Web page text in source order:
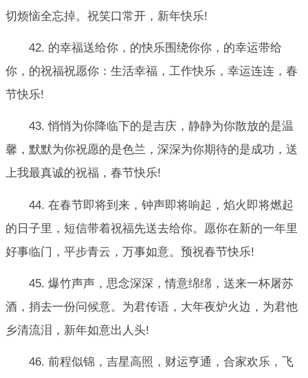
切烦恼全忘掉。祝笑口常开，新年快乐!
42. 的幸福送给你，的快乐围绕你你，的幸运带给
你，的祝福祝愿你：生活幸福，工作快乐，幸运连连，春
节快乐!
43. 悄悄为你降临下的是吉庆，静静为你散放的是温
馨，默默为你祝愿的是色兰，深深为你期待的是成功，送
上我最真诚的祝福，春节快乐!
44. 在春节即将到来，钟声即将响起，焰火即将燃起
的日子里，短信带着祝福先送去给你。愿你在新的一年里
好事临门，平步青云，万事如意。预祝春节快乐!
45. 爆竹声声，思念深深，情意绵绵，送来一杯屠苏
酒，捎去一份问候意。为君传语，大年夜炉火边，为君他
乡清流泪，新年如意出人头!
46. 前程似锦，吉星高照，财运亨通，合家欢乐，飞